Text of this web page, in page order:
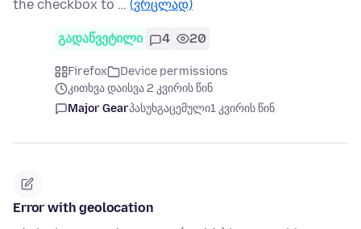
the checkbox to … (ვრცლად)
გადაწვეტილი 4 20
Firefox
Device permissions
კითხვა დაისვა 2 კვირის წინ
Major Gearპასუხგაცემული1 კვირის წინ
Error with geolocation